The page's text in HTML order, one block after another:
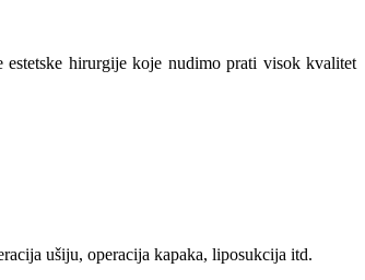
hirurgije koje nudimo prati visok kvalitet
ušiju, operacija kapaka, liposukcija itd.